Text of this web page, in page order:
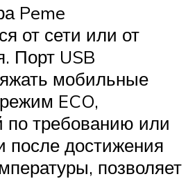
Peme
от сети или от
Порт USB
мобильные
ECO,
по требованию или
после достижения
позволяет